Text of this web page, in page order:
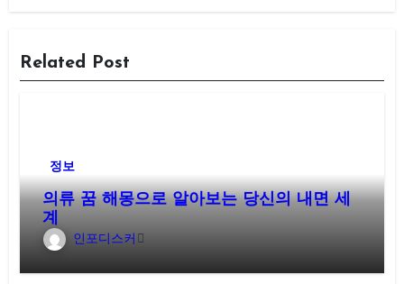
Related Post
정보
의류 꿈 해몽으로 알아보는 당신의 내면 세
계
인포디스커